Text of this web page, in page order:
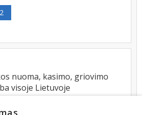
nuoma, kasimo, griovimo
visoje Lietuvoje